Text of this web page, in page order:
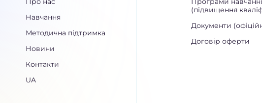
Навчання
Методична підтримка
Новини
Контакти
UA
(підвищення
Документи
Договір оферти